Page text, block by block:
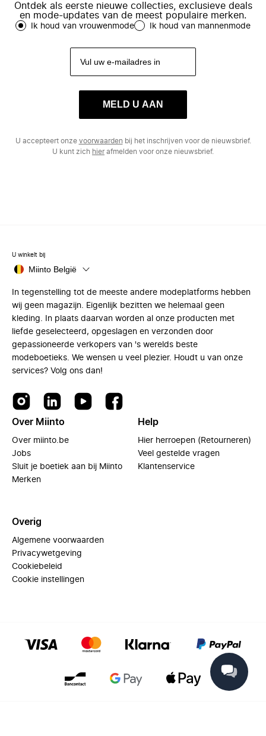
Ontdek als eerste nieuwe collecties, exclusieve deals
en mode-updates van de meest populaire merken.
Ik houd van vrouwenmode Ik houd van mannenmode
MELD U AAN
U accepteert onze voorwaarden bij het inschrijven voor de nieuwsbrief.
U kunt zich hierafmelden voor onze nieuwsbrief.
U winkelt bij
Miinto België
In tegenstelling tot de meeste andere modeplatforms hebben
wij geen magazijn. Eigenlijk bezitten we helemaal geen
kleding. In plaats daarvan worden al onze producten met
liefde geselecteerd, opgeslagen en verzonden door
gepassioneerde verkopers van 's werelds beste
modeboetieks. We wensen u veel plezier. Houdt u van onze
services? Volg ons dan!
Over Miinto
Over miinto.be
Jobs
Sluit je boetiek aan bij Miinto
Merken
Help
Hier herroepen (Retourneren)
Veel gestelde vragen
Klantenservice
Overig
Algemene voorwaarden
Privacywetgeving
Cookiebeleid
Cookie instellingen